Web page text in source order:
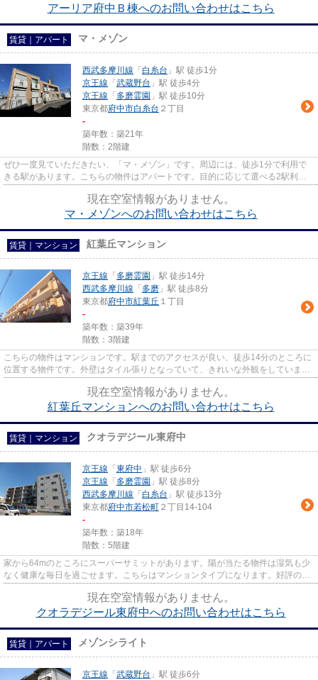
アーリア府中Ｂ棟へのお問い合わせはこちら
賃貸｜アパート マ・メゾン
西武多摩川線 「 白糸台 」駅 徒歩1分
京王線 「 武蔵野台 」駅 徒歩4分
京王線 「 多磨霊園 」駅 徒歩10分
東京都府中市白糸台 ２丁目
-
築年数：築21年
階数：2階建
ぜひ一度見ていただきたい、「マ・メゾン」です。周辺には、徒歩1分で利用で
きる駅があります。こちらの物件はアパートです。目的に応じて選べる2駅利用
現在空室情報がありません。
マ・メゾンへのお問い合わせはこちら
賃貸｜マンション 紅葉丘マンション
京王線 「 多磨霊園 」駅 徒歩14分
西武多摩川線 「 多磨 」駅 徒歩8分
東京都府中市紅葉丘 １丁目
-
築年数：築39年
階数：3階建
こちらの物件はマンションです。駅までのアクセスが良い、徒歩14分のところに
位置する物件です。外壁はタイル張りとなっていて、きれいな外観をしていま
現在空室情報がありません。
紅葉丘マンションへのお問い合わせはこちら
賃貸｜マンション クオラデジール東府中
京王線 「 東府中 」駅 徒歩6分
京王線 「 多磨霊園 」駅 徒歩8分
西武多摩川線 「 白糸台 」駅 徒歩13分
東京都府中市若松町 ２丁目14-104
-
築年数：築18年
階数：5階建
家から64mのところにスーパーサミットがあります。陽が当たる物件は湿気も少
なく健康な毎日を過ごせます。こちらはマンションタイプになります。好評の駅
現在空室情報がありません。
クオラデジール東府中へのお問い合わせはこちら
賃貸｜アパート メゾンシライト
京王線 「 武蔵野台 」駅 徒歩6分